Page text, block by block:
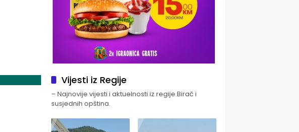
Vijesti iz Regije
– Najnovije vijesti i aktuelnosti iz regije Birač i
susjednih opština.